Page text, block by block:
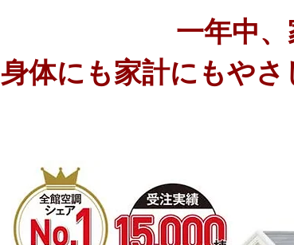
一年中、
身体にも家計にもやさ